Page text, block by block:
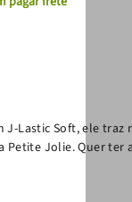
Lastic Soft, ele traz
Jolie. Quer